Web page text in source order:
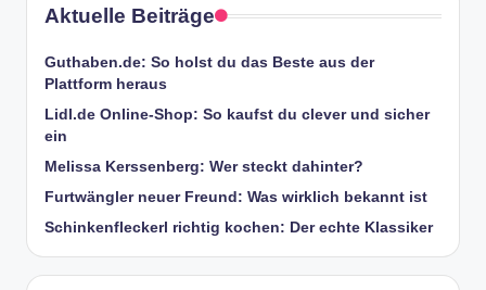
Aktuelle Beiträge
Guthaben.de: So holst du das Beste aus der
Plattform heraus
Lidl.de Online-Shop: So kaufst du clever und sicher
ein
Melissa Kerssenberg: Wer steckt dahinter?
Furtwängler neuer Freund: Was wirklich bekannt ist
Schinkenfleckerl richtig kochen: Der echte Klassiker